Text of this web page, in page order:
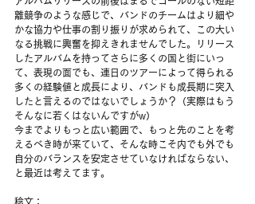
離競争のような感じで、バンドのチームはより細や
かな協力や仕事の割り振りが求められて、この大い
なる挑戦に興奮を抑えきれませんでした。リリース
したアルバムを持ってさらに多くの国と街にいっ
て、表現の面でも、連日のツアーによって得られる
多くの経験値と成長により、バンドも成長期に突入
したと言えるのではないでしょうか？（実際はもう
そんなに若くはないんですがw）
今までよりもっと広い範囲で、もっと先のことを考
えるべき時が来ていて、そんな時こそ内でも外でも
自分のバランスを安定させていなければならない、
と最近は考えてます。
稔文：